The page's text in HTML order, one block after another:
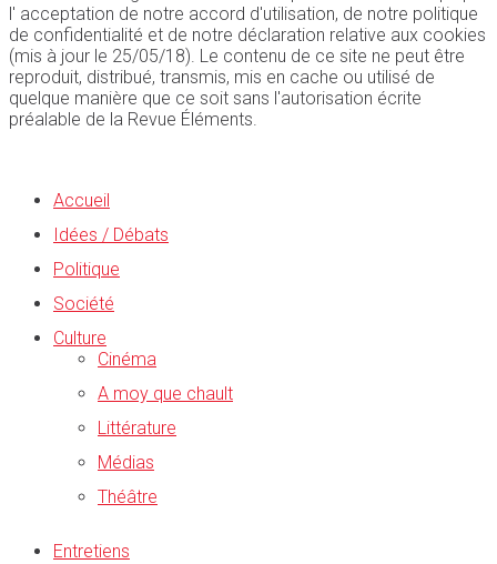
l' acceptation de notre accord d'utilisation, de notre politique
de confidentialité et de notre déclaration relative aux cookies
(mis à jour le 25/05/18). Le contenu de ce site ne peut être
reproduit, distribué, transmis, mis en cache ou utilisé de
quelque manière que ce soit sans l'autorisation écrite
préalable de la Revue Éléments.
Accueil
Idées / Débats
Politique
Société
Culture
Cinéma
A moy que chault
Littérature
Médias
Théâtre
Entretiens